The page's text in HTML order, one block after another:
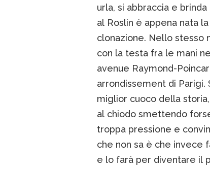
urla, si abbraccia e
al Roslin è appena nata
clonazione. Nello stesso
con la testa fra le mani
avenue Raymond-
arrondissement di Parigi.
miglior cuoco della
al chiodo smettendo
troppa pressione e
che non sa è che invece
e lo farà per diventare il